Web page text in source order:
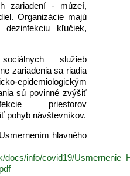
zariadení - múzeí,
Organizácie majú
dezinfekciu kľučiek,
služieb
zariadenia sa riadia
epidemiologickým
sú povinné zvýšiť
priestorov
pohyb návštevníkov.
hlavného
docs/info/covid19/